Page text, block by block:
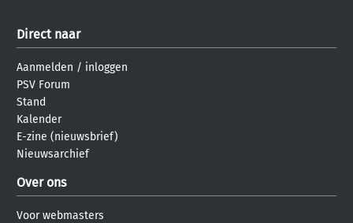
Direct naar
Aanmelden / inloggen
PSV Forum
Stand
Kalender
E-zine (nieuwsbrief)
Nieuwsarchief
Over ons
Voor webmasters